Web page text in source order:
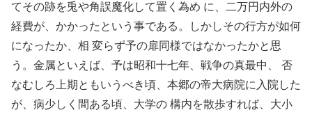
てその跡を兎や角誤魔化して置く為め に、二万円内外の
経費が、かかったという事である。しかしその行方が如何
になったか、相 変らず予の扉同様ではなかったかと思
う。金属といえば、予は昭和十七年、戦争の真最中、 否
なむしろ上期ともいうべき頃、本郷の帝大病院に入院した
が、病少しく間ある頃、大学の 構内を散歩すれば、大小